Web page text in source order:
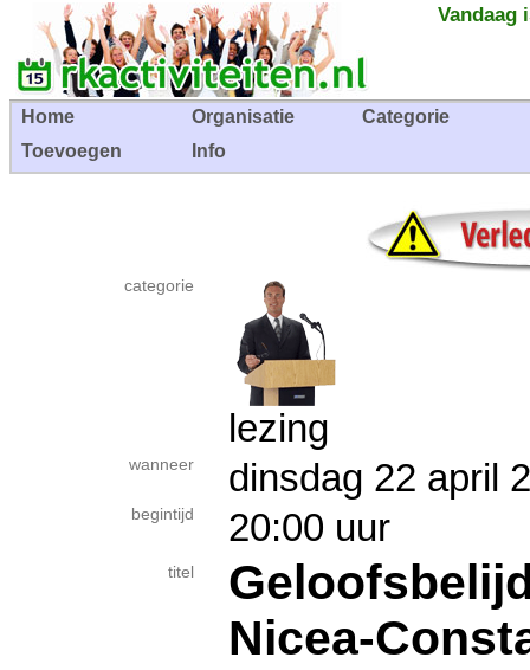
Vandaag
Home Organisatie
Categorie
Toevoegen
Info
categorie
lezing
wanneer dinsdag 22
begintijd 20:00 uur
titel
Nicea-